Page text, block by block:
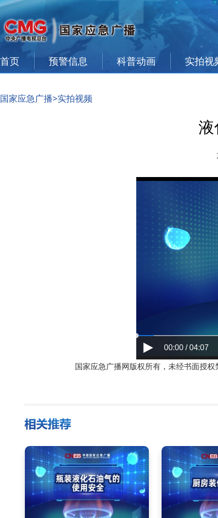
首页 预警信息 科普动画 实拍视
国家应急广播>实拍视频
00:00 / 04:07
国家应急广播网版权所有，未经书面授权